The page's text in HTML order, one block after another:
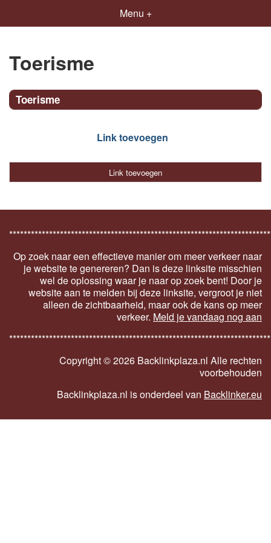
Menu +
Toerisme
Toerisme
Link toevoegen
Link toevoegen
Op zoek naar een effectieve manier om meer verkeer naar
je website te genereren? Dan is deze linksite misschien
wel de oplossing waar je naar op zoek bent! Door je
website aan te melden bij deze linksite, vergroot je niet
alleen de zichtbaarheid, maar ook de kans op meer
verkeer. Meld je vandaag nog aan
Copyright ©2026 Backlinkplaza.nl Alle rechten
voorbehouden
Backlinkplaza.nl is onderdeel van Backlinker.eu